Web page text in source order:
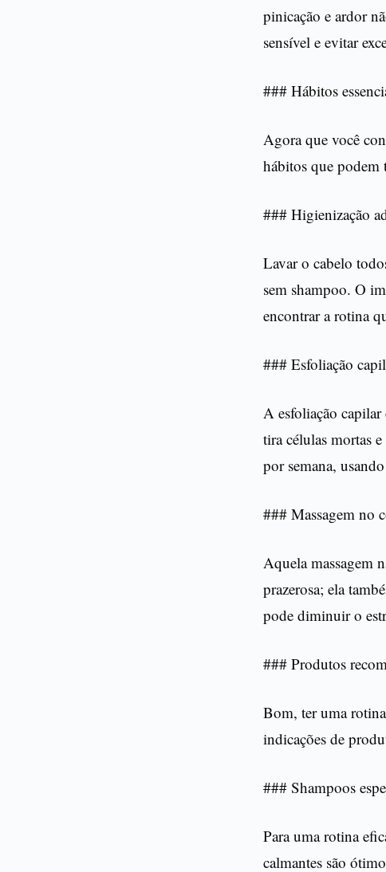
pinicação e ardor
sensível e evitar
### Hábitos
Agora que você
hábitos que podem
### Higienização
Lavar o cabelo
sem shampoo. O
encontrar a rotina
### Esfoliação
A esfoliação capilar
tira células mortas
por semana,
### Massagem no
Aquela massagem
prazerosa; ela
pode diminuir o
### Produtos
Bom, ter uma
indicações de
### Shampoos
Para uma rotina
calmantes são